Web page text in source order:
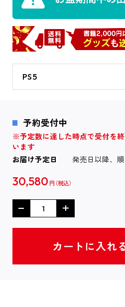
PS5
予約受付中
※予定数に達した時点で受付を
います
お届け予定日
発売日以降、
30,580 円